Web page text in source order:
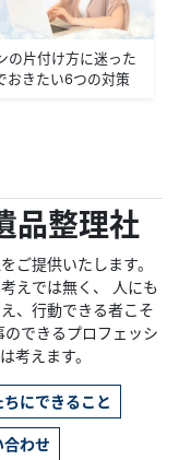
の片付け方に迷った
おきたい6つの対策
品整理社
ご提供いたします。
えでは無く、 人にも
、行動できる者こそ
できるプロフェッシ
考えます。
ちにできること
合わせ